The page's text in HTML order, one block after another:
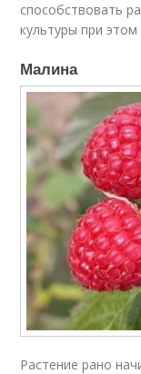
способствовать
культуры при
Малина
Растение рано